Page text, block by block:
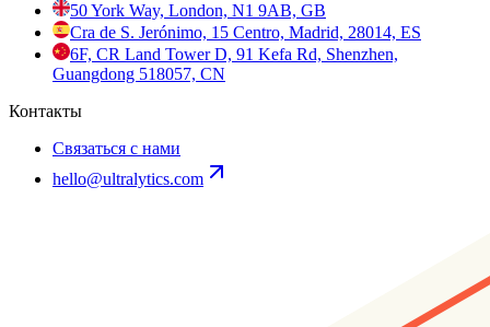
50 York Way, London, N1 9AB, GB
Cra de S. Jerónimo, 15 Centro, Madrid, 28014, ES
6F, CR Land Tower D, 91 Kefa Rd, Shenzhen,
Guangdong 518057, CN
Контакты
Связаться с нами
hello@ultralytics.com